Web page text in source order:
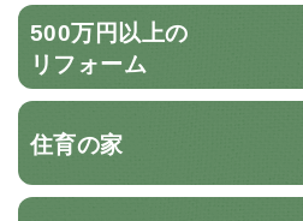
500万円以上の
リフォーム
住育の家